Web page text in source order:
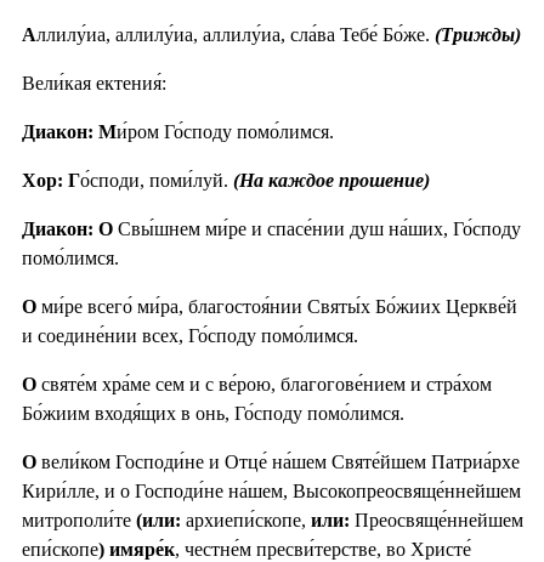
Аллилу́иа, аллилу́иа, аллилу́иа, сла́ва Тебе́ Бо́же. (Трижды)
Вели́кая ектения́:
Диакон: Ми́ром Го́споду помо́лимся.
Хор: Го́споди, поми́луй. (На каждое прошение)
Диакон: О Свы́шнем ми́ре и спасе́нии душ на́ших, Го́споду
помо́лимся.
О ми́ре всего́ ми́ра, благостоя́нии Святы́х Бо́жиих Церкве́й
и соедине́нии всех, Го́споду помо́лимся.
О святе́м хра́ме сем и с ве́рою, благогове́нием и стра́хом
Бо́жиим входя́щих в онь, Го́споду помо́лимся.
О вели́ком Господи́не и Отце́ на́шем Святе́йшем Патриа́рхе
Кири́лле, и о Господи́не на́шем, Высокопреосвяще́ннейшем
митрополи́те (или: архиепи́скопе, или: Преосвяще́ннейшем
епи́скопе) имяре́к, честне́м пресви́терстве, во Христе́